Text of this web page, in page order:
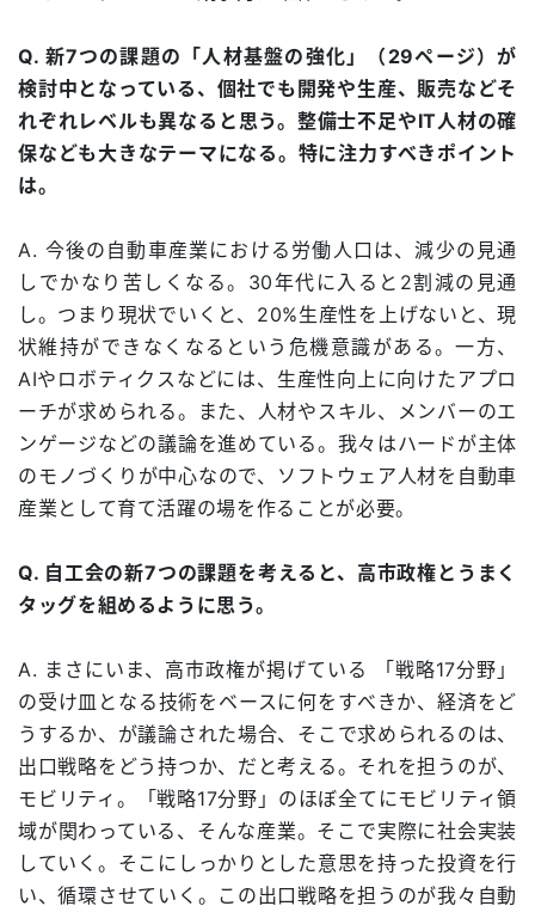
Q. 新7つの課題の「人材基盤の強化」（29ページ）が
検討中となっている、個社でも開発や生産、販売などそ
れぞれレベルも異なると思う。整備士不足やIT人材の確
保なども大きなテーマになる。特に注力すべきポイント
は。
A. 今後の自動車産業における労働人口は、減少の見通
しでかなり苦しくなる。30年代に入ると2割減の見通
し。つまり現状でいくと、20%生産性を上げないと、現
状維持ができなくなるという危機意識がある。一方、
AIやロボティクスなどには、生産性向上に向けたアプロ
ーチが求められる。また、人材やスキル、メンバーのエ
ンゲージなどの議論を進めている。我々はハードが主体
のモノづくりが中心なので、ソフトウェア人材を自動車
産業として育て活躍の場を作ることが必要。
Q. 自工会の新7つの課題を考えると、高市政権とうまく
タッグを組めるように思う。
A. まさにいま、高市政権が掲げている 「戦略17分野」
の受け皿となる技術をベースに何をすべきか、経済をど
うするか、が議論された場合、そこで求められるのは、
出口戦略をどう持つか、だと考える。それを担うのが、
モビリティ。「戦略17分野」のほぼ全てにモビリティ領
域が関わっている、そんな産業。そこで実際に社会実装
していく。そこにしっかりとした意思を持った投資を行
い、循環させていく。この出口戦略を担うのが我々自動